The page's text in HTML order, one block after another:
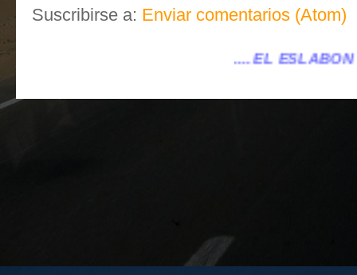
Suscribirse a: Enviar comentarios (Atom)
.... EL ESLABÓN VILLENA ...